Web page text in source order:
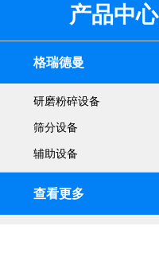
产品中心
格瑞德曼
研磨粉碎设备
筛分设备
辅助设备
查看更多